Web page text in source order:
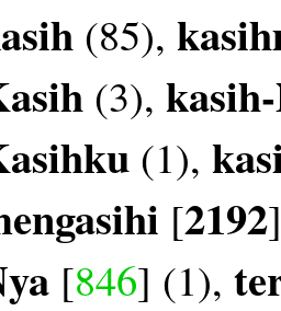
(85),
(3),
(1),
[2192
[846] (1),